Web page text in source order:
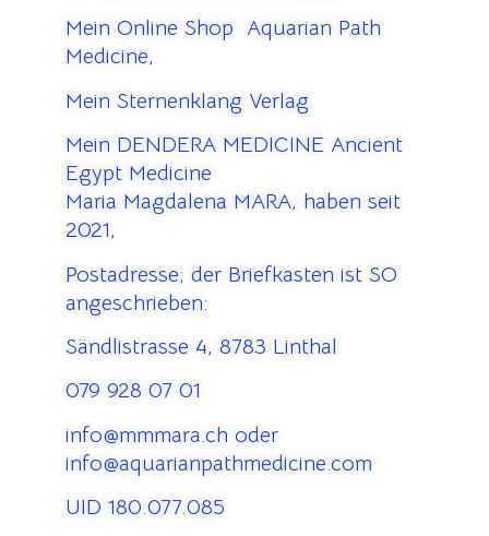
Mein Online Shop Aquarian Path
Medicine,
Mein Sternenklang Verlag
Mein DENDERA MEDICINE Ancient
Egypt Medicine
Maria Magdalena MARA, haben seit
2021,
Postadresse; der Briefkasten ist SO
angeschrieben:
Sändlistrasse 4, 8783 Linthal
079 928 07 01
info@mmmara.ch oder
info@aquarianpathmedicine.com
UID 180.077.085